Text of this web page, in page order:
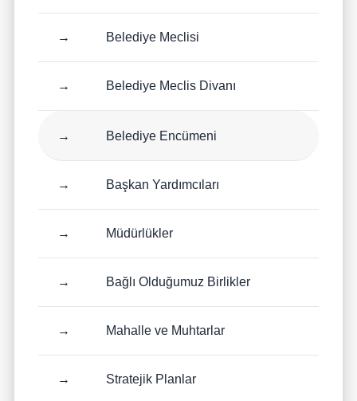
→ Belediye Meclisi
→ Belediye Meclis Divanı
→ Belediye Encümeni
→ Başkan Yardımcıları
→ Müdürlükler
→ Bağlı Olduğumuz Birlikler
→ Mahalle ve Muhtarlar
→ Stratejik Planlar